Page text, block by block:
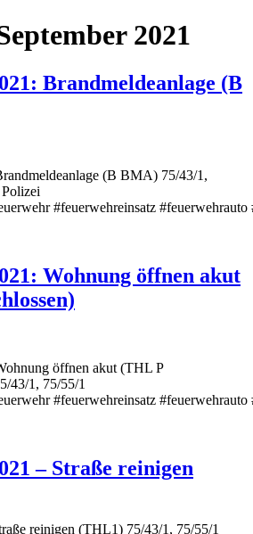
2021
Brandmeldeanlage (B
(B BMA) 75/43/1,
#feuerwehreinsatz
Wohnung öffnen akut
öffnen akut (THL P
43/1, 75/55/1
#feuerwehreinsatz
– Straße reinigen
reinigen (THL1) 75/43/1, 75/55/1